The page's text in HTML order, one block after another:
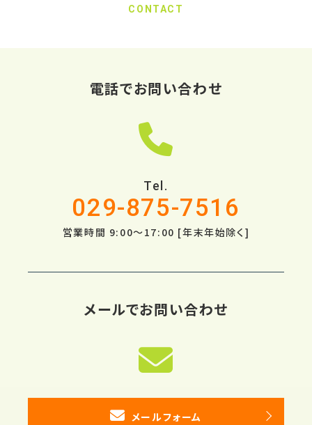
CONTACT
電話でお問い合わせ
Tel.
029-875-7516
営業時間 9:00～17:00 [年末年始除く]
メールでお問い合わせ
メールフォーム